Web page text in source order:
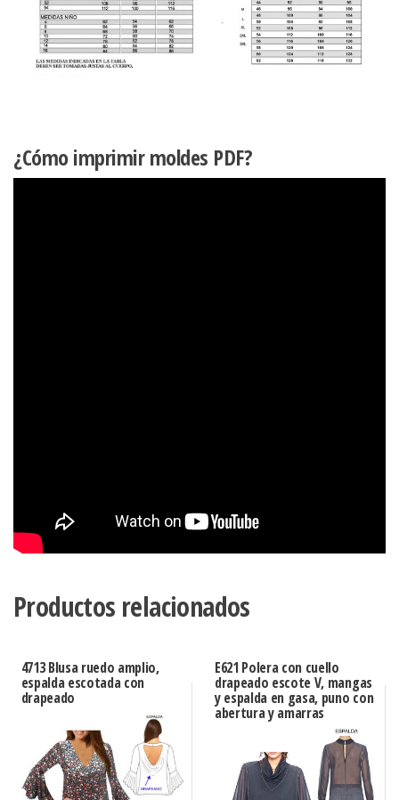
¿Cómo imprimir moldes PDF?
Productos relacionados
4713 Blusa ruedo amplio,
espalda escotada con
drapeado
E621 Polera con cuello
drapeado escote V, mangas
y espalda en gasa, puno con
abertura y amarras